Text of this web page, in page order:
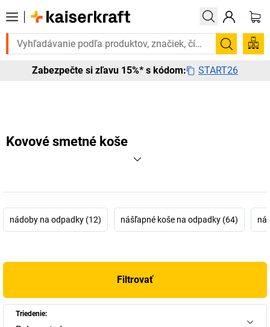
to urgentne? Vybrané bestsellery doručíme do 72 hodín. Objavte
Zabezpečte si zľavu 15%* s kódom: START26
Kovové smetné koše
nádoby na odpadky (12) nášľapné koše na odpadky (64)
Filtrovať
Triedenie: